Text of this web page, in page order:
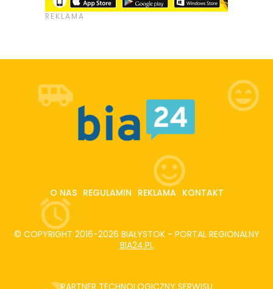
O NAS REGULAMIN REKLAMA KONTAKT
© COPYRIGHT 2016-2026 BIAŁYSTOK - PORTAL REGIONALNY
BIA24.PL
PARTNER TECHNOLOGICZNY SERWISU